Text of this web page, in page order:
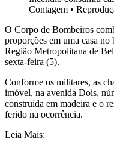
Contagem •
O Corpo de Bombeiros
proporções em uma casa
Região Metropolitana de
sexta-feira (5).
Conforme os militares, as
imóvel, na avenida Dois,
construída em madeira e o
ferido na ocorrência.
Leia Mais: